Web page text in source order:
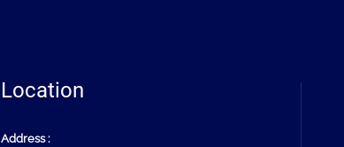
Location
Address :